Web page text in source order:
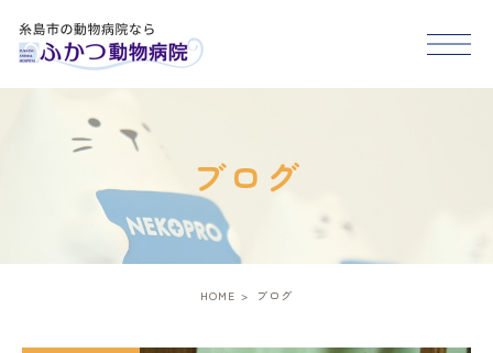
HOME
医院紹介
スタッフ紹介
ブログ
HOME ブログ